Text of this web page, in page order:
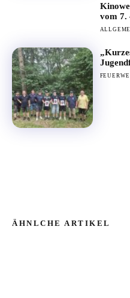
vom 7.
ÄHNLCHE ARTIKEL